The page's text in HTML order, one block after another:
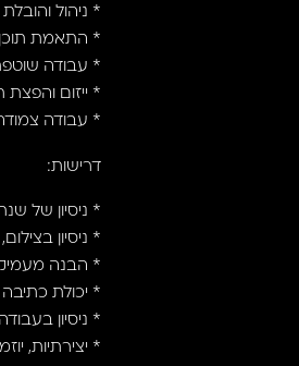
* ניהול
* התאמת תוכן
* עבודה
* ייזום והפצת
* עבודה
דרישות:
* ניסיון של
* ניסיון
* הבנה
* יכולת
* ניסיון
* יצירתיות,